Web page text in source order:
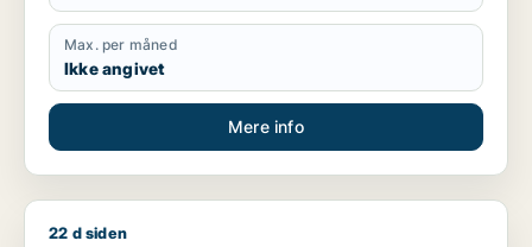
Max. per måned
Ikke angivet
Mere info
Jeg søger værksted eller produktionslokaler til salg i
22 d siden